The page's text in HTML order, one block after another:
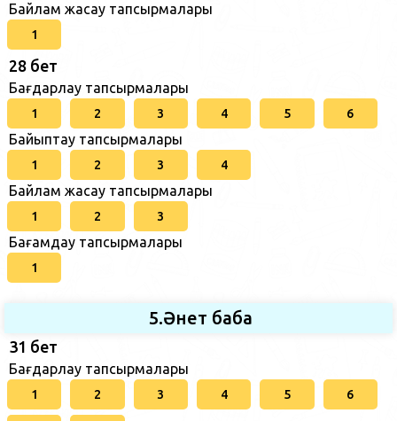
Байлам жасау тапсырмалары
1
28 бет
Бағдарлау тапсырмалары
1 2 3 4 5 6
Байыптау тапсырмалары
1 2 3 4
Байлам жасау тапсырмалары
1 2 3
Бағамдау тапсырмалары
1
5.Әнет баба
31 бет
Бағдарлау тапсырмалары
1 2 3 4 5 6